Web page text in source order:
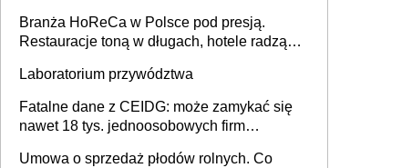
Branża HoReCa w Polsce pod presją.
Restauracje toną w długach, hotele radzą
Laboratorium przywództwa
Fatalne dane z CEIDG: może zamykać się
nawet 18 tys. jednoosobowych firm
Umowa o sprzedaż płodów rolnych. Co